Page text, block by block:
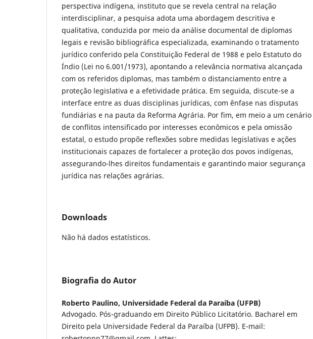
perspectiva indígena, instituto que se revela central na relação
interdisciplinar, a pesquisa adota uma abordagem descritiva e
qualitativa, conduzida por meio da análise documental de diplomas
legais e revisão bibliográfica especializada, examinando o tratamento
jurídico conferido pela Constituição Federal de 1988 e pelo Estatuto do
Índio (Lei no 6.001/1973), apontando a relevância normativa alcançada
com os referidos diplomas, mas também o distanciamento entre a
proteção legislativa e a efetividade prática. Em seguida, discute-se a
interface entre as duas disciplinas jurídicas, com ênfase nas disputas
fundiárias e na pauta da Reforma Agrária. Por fim, em meio a um cenário
de conflitos intensificado por interesses econômicos e pela omissão
estatal, o estudo propõe reflexões sobre medidas legislativas e ações
institucionais capazes de fortalecer a proteção dos povos indígenas,
assegurando-lhes direitos fundamentais e garantindo maior segurança
jurídica nas relações agrárias.
Downloads
Não há dados estatísticos.
Biografia do Autor
Roberto Paulino, Universidade Federal da Paraíba (UFPB)
Advogado. Pós-graduando em Direito Público Licitatório. Bacharel em
Direito pela Universidade Federal da Paraíba (UFPB). E-mail: